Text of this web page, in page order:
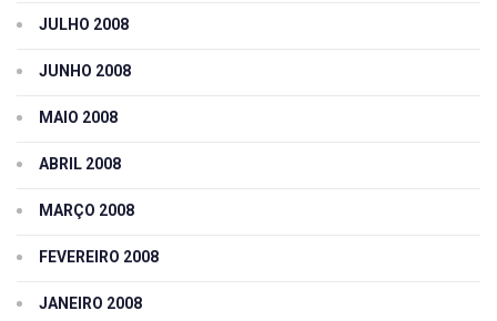
JULHO 2008
JUNHO 2008
MAIO 2008
ABRIL 2008
MARÇO 2008
FEVEREIRO 2008
JANEIRO 2008